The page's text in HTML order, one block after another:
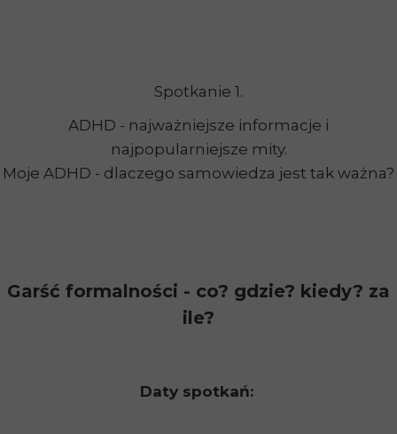
Garść formalności - co? gdzie? kiedy? za
ile?
Spotkanie 1.
ADHD - najważniejsze informacje i
najpopularniejsze mity.
Moje ADHD - dlaczego samowiedza jest tak ważna?
Daty spotkań: